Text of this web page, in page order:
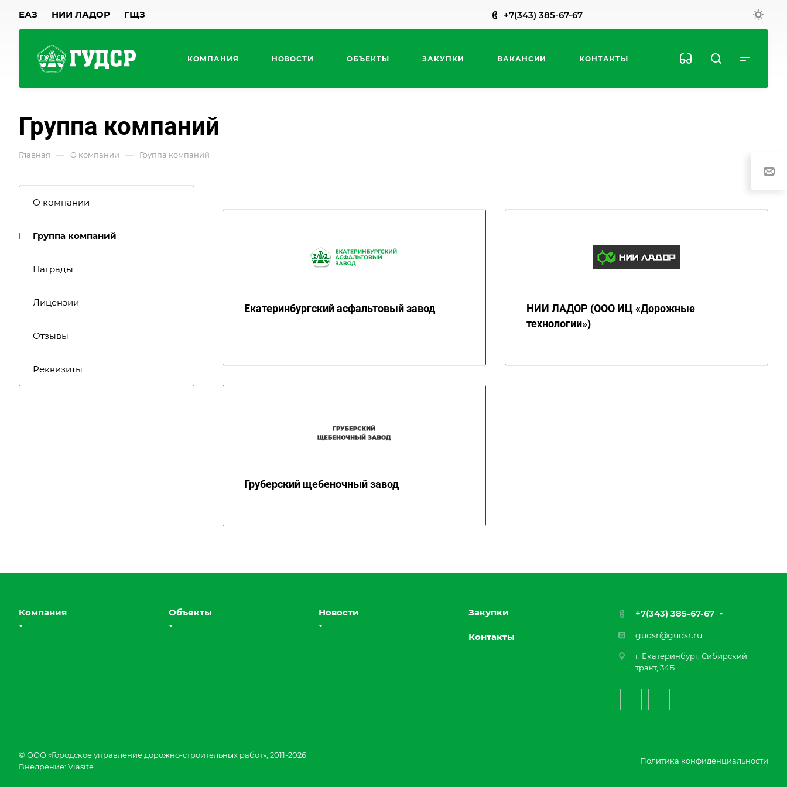
ЕАЗ НИИ ЛАДОР ГЩЗ +7(343) 385-67-67
КОМПАНИЯ НОВОСТИ ОБЪЕКТЫ ЗАКУПКИ ВАКАНСИИ КОНТАКТЫ
Группа компаний
Главная — О компании — Группа компаний
Екатеринбургский асфальтовый завод
НИИ ЛАДОР (ООО ИЦ «Дорожные
технологии»)
Груберский щебеночный завод
О компании
Группа компаний
Награды
Лицензии
Отзывы
Реквизиты
Компания Объекты Новости Закупки
Контакты
+7(343) 385-67-67
gudsr@gudsr.ru
г. Екатеринбург, Сибирский
тракт, 34Б
© ООО «Городское управление дорожно-строительных работ», 2011-2026
Внедрение: Viasite
Политика конфиденциальности